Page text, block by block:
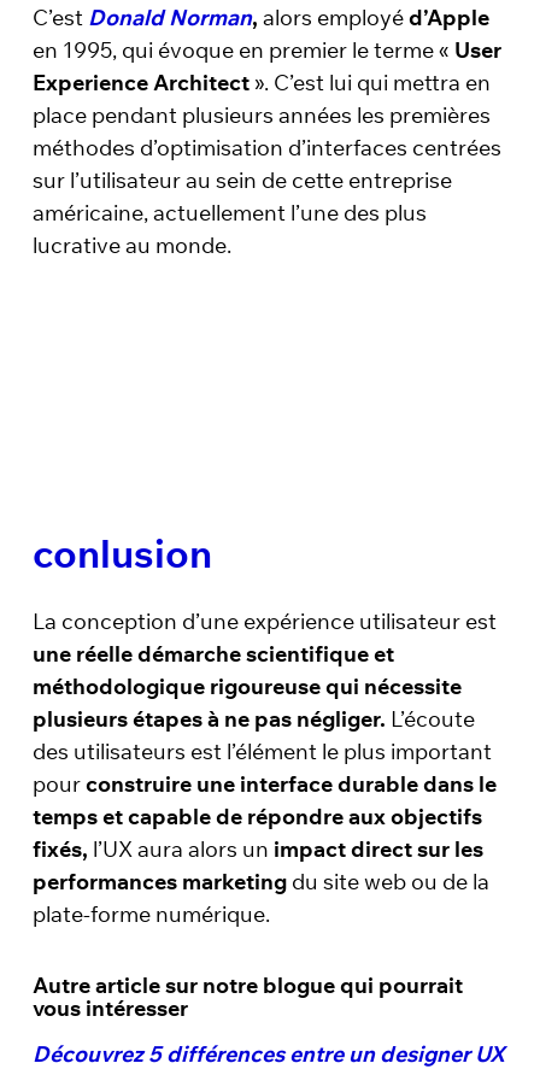
C’est Donald Norman, alors employéd’Apple
en 1995, qui évoque en premier le terme « User
Experience Architect ». C’est lui qui mettra en
place pendant plusieurs années les premières
méthodes d’optimisation d’interfaces centrées
sur l’utilisateur au sein de cette entreprise
américaine, actuellement l’une des plus
lucrative au monde.
conlusion
La conception d’une expérience utilisateur est
une réelle démarche scientifique et
méthodologique rigoureuse qui nécessite
plusieurs étapes à ne pas négliger. L’écoute
des utilisateurs est l’élément le plus important
pourconstruire une interface durable dans le
temps et capable de répondre aux objectifs
fixés, l’UX aura alors un impact direct sur les
performances marketing du site web ou de la
plate-forme numérique.
Autre article sur notre blogue qui pourrait
vous intéresser
Découvrez 5 différences entre un designer UX